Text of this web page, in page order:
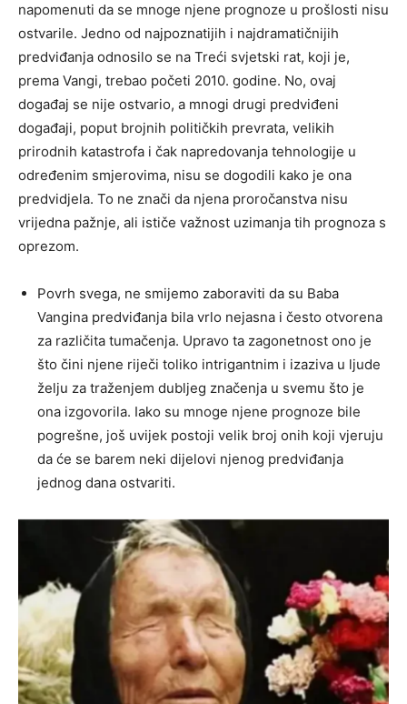
napomenuti da se mnoge njene prognoze u prošlosti nisu
ostvarile. Jedno od najpoznatijih i najdramatičnijih
predviđanja odnosilo se na Treći svjetski rat, koji je,
prema Vangi, trebao početi 2010. godine. No, ovaj
događaj se nije ostvario, a mnogi drugi predviđeni
događaji, poput brojnih političkih prevrata, velikih
prirodnih katastrofa i čak napredovanja tehnologije u
određenim smjerovima, nisu se dogodili kako je ona
predvidjela. To ne znači da njena proročanstva nisu
vrijedna pažnje, ali ističe važnost uzimanja tih prognoza s
oprezom.
Povrh svega, ne smijemo zaboraviti da su Baba
Vangina predviđanja bila vrlo nejasna i često otvorena
za različita tumačenja. Upravo ta zagonetnost ono je
što čini njene riječi toliko intrigantnim i izaziva u ljude
želju za traženjem dubljeg značenja u svemu što je
ona izgovorila. Iako su mnoge njene prognoze bile
pogrešne, još uvijek postoji velik broj onih koji vjeruju
da će se barem neki dijelovi njenog predviđanja
jednog dana ostvariti.